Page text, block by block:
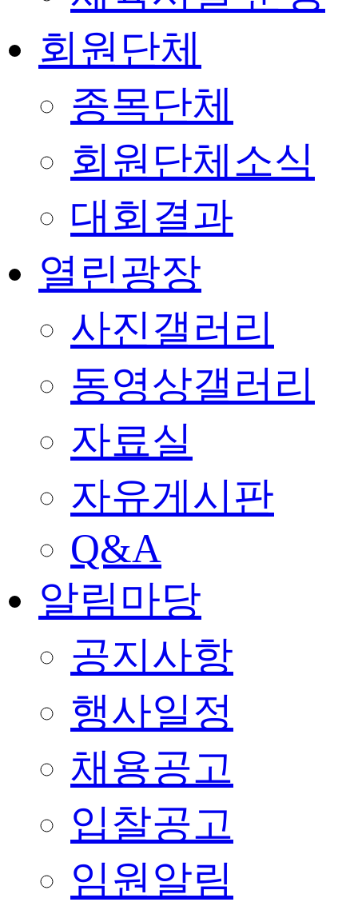
회원단체
종목단체
회원단체소식
대회결과
열린광장
사진갤러리
동영상갤러리
자료실
자유게시판
Q&A
알림마당
공지사항
행사일정
채용공고
입찰공고
임원알림